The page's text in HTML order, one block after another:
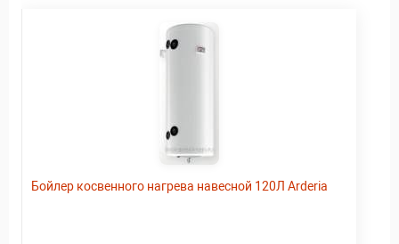
Бойлер косвенного нагрева навесной 120Л Arderia